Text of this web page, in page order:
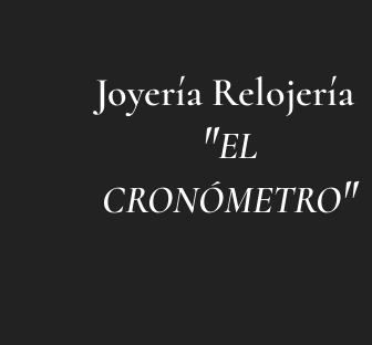
Joyería Relojería
"EL
CRONÓMETRO"